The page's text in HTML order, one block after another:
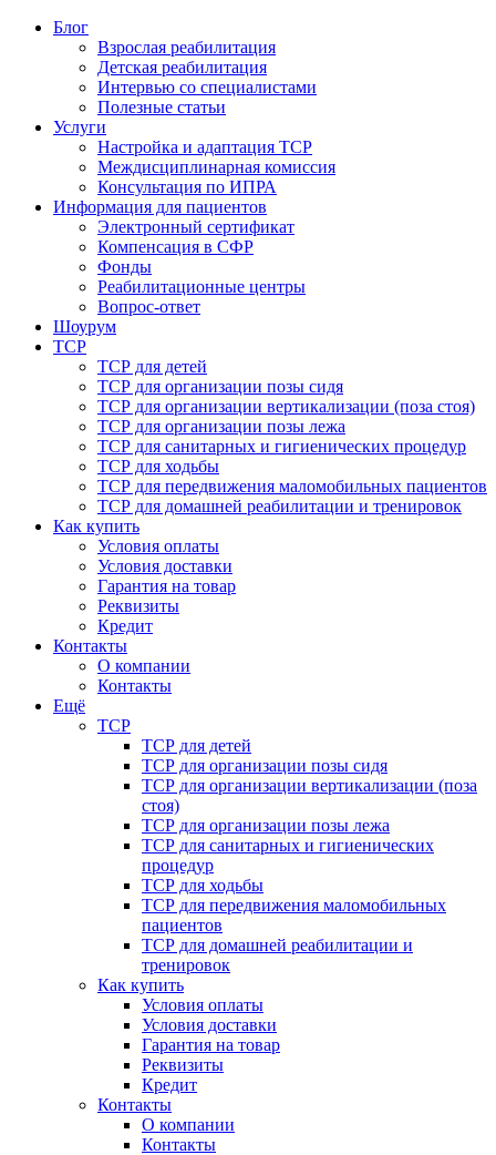
Блог
Взрослая реабилитация
Детская реабилитация
Интервью со специалистами
Полезные статьи
Услуги
Настройка и адаптация ТСР
Междисциплинарная комиссия
Консультация по ИПРА
Информация для пациентов
Электронный сертификат
Компенсация в СФР
Фонды
Реабилитационные центры
Вопрос-ответ
Шоурум
ТСР
ТСР для детей
ТСР для организации позы сидя
ТСР для организации вертикализации (поза стоя)
ТСР для организации позы лежа
ТСР для санитарных и гигиенических процедур
ТСР для ходьбы
ТСР для передвижения маломобильных пациентов
ТСР для домашней реабилитации и тренировок
Как купить
Условия оплаты
Условия доставки
Гарантия на товар
Реквизиты
Кредит
Контакты
О компании
Контакты
Ещё
ТСР
ТСР для детей
ТСР для организации позы сидя
ТСР для организации вертикализации (поза
стоя)
ТСР для организации позы лежа
ТСР для санитарных и гигиенических
процедур
ТСР для ходьбы
ТСР для передвижения маломобильных
пациентов
ТСР для домашней реабилитации и
тренировок
Как купить
Условия оплаты
Условия доставки
Гарантия на товар
Реквизиты
Кредит
Контакты
О компании
Контакты